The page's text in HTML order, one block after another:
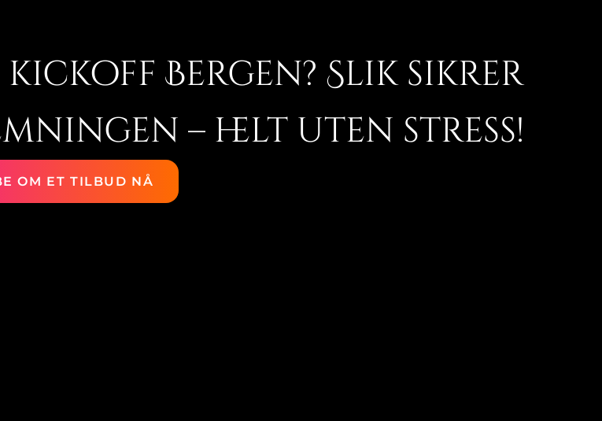
Bergen? Slik sikrer
– helt uten stress!
OM ET TILBUD NÅ